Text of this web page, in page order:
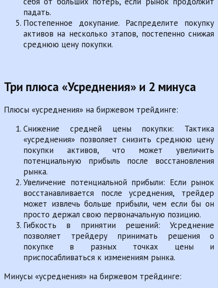
падать.
Постепенное докупание. Распределите покупку
активов на несколько этапов, постепенно снижая
среднюю цену покупки.
Три плюса «Усреднения» и 2 минуса
Плюсы «усреднения» на биржевом трейдинге:
Снижение средней цены покупки: Тактика
«усреднения» позволяет снизить среднюю цену
покупки активов, что может увеличить
потенциальную прибыль после восстановления
рынка.
Увеличение потенциальной прибыли: Если рынок
восстанавливается после усреднения, трейдер
может извлечь больше прибыли, чем если бы он
просто держал свою первоначальную позицию.
Гибкость в принятии решений: Усреднение
позволяет трейдеру принимать решения о
покупке в разных точках цены и
приспосабливаться к изменениям рынка.
Минусы «усреднения» на биржевом трейдинге: